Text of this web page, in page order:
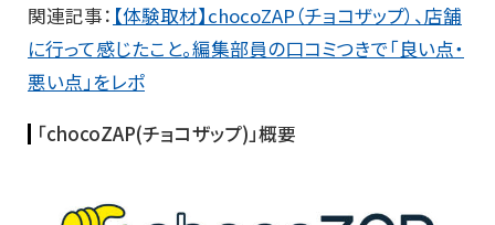
関連記事： 【体験取材】chocoZAP（チョコザップ）、店舗
に行って感じたこと。編集部員の口コミつきで「良い点・
悪い点」をレポ
「chocoZAP(チョコザップ)」概要